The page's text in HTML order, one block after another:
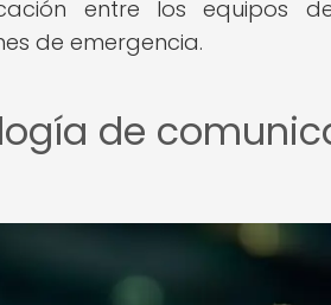
entre los equipos
de emergencia.
de